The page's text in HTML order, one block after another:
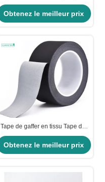
industriel résistant à l'eau adhésif
acrylique double face
Obtenez le meilleur prix
Tape de gaffer en tissu Tape de
conduit en tissu résistant à la
chaleur pour la scène Ducktape
noir
Obtenez le meilleur prix